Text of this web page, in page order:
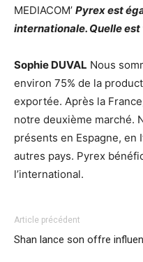
MEDIACOM’ Pyrex est
internationale. Quelle est
Sophie DUVAL Nous
environ 75% de la
exportée. Après la
notre deuxième marché.
présents en Espagne, en
autres pays. Pyrex
l’international.
Article précédent
Shan lance son offre